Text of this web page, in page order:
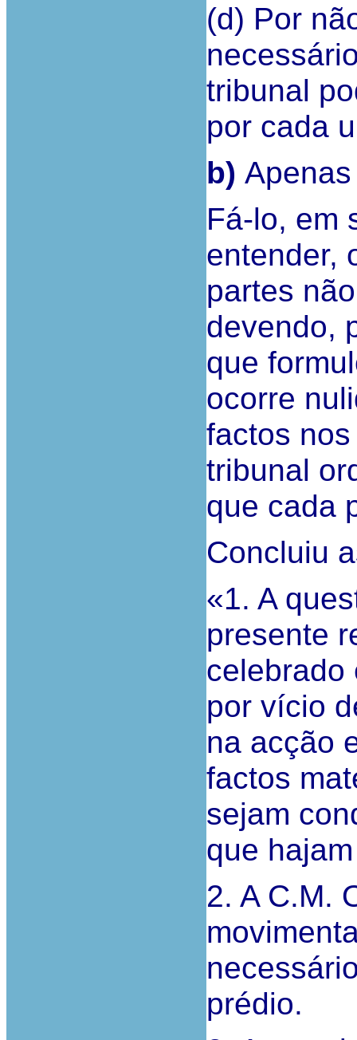
(d) Por
tribunal
por cada
b)
Fá-lo, em
entender,
partes
devendo,
que
ocorre
factos
tribunal
que cada
Concluiu
«1. A
presente
celebrado
por vício
na acção
factos
sejam
que
2. A C.M.
prédio.